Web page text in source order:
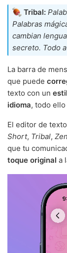
Tribal:
Palabras
cambian
secreto. Todo
La barra de
que puede
texto con un
idioma, todo
El editor de
Short, Tribal, Zen
que tu
toque original a